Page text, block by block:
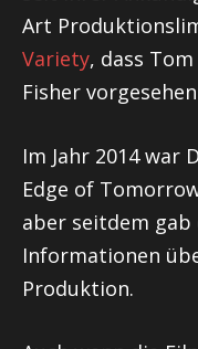
Art
Variety, dass
Fisher
Im Jahr 2014 war
Edge of
aber seitdem gab
Informationen
Produktion.